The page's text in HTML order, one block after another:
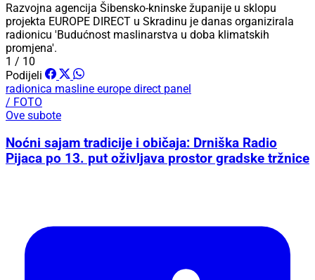
Razvojna agencija Šibensko-kninske županije u sklopu
projekta EUROPE DIRECT u Skradinu je danas organizirala
radionicu 'Budućnost maslinarstva u doba klimatskih
promjena'.
1 / 10
Podijeli
radionica masline europe direct panel
/ FOTO
Ove subote
Noćni sajam tradicije i običaja: Drniška Radio
Pijaca po 13. put oživljava prostor gradske tržnice